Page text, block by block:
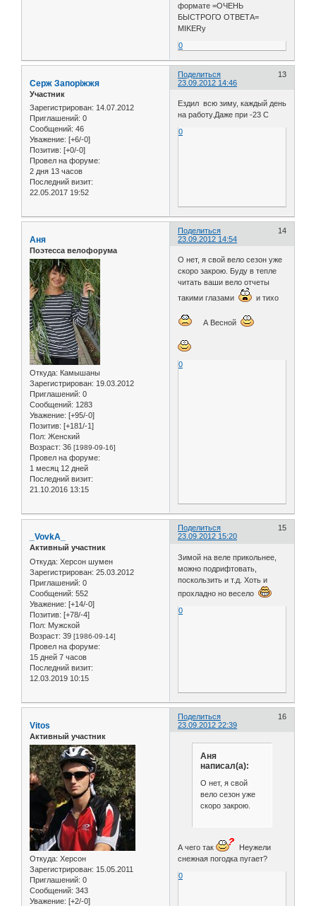
формате =ОЧЕНЬ
БЫСТРОГО ОТВЕТА=
MIKERy
0
Поделиться
13
23.09.2012 14:46
Серж Запоріжжя
Участник
Зарегистрирован: 14.07.2012
Приглашений: 0
Сообщений: 46
Уважение: [+6/-0]
Позитив: [+0/-0]
Провел на форуме:
2 дня 13 часов
Последний визит:
22.05.2017 19:52
Ездил всю зиму, каждый день
на работу.Даже при -23 С
0
Поделиться
14
23.09.2012 14:54
Аня
Поэтесса велофорума
Откуда: Камышаны
Зарегистрирован: 19.03.2012
Приглашений: 0
Сообщений: 1283
Уважение: [+95/-0]
Позитив: [+181/-1]
Пол: Женский
Возраст: 36 [1989-09-16]
Провел на форуме:
1 месяц 12 дней
Последний визит:
21.10.2016 13:15
О нет, я свой вело сезон уже
скоро закрою. Буду в тепле
читать ваши вело отчеты
такими глазами
и тихо
А Весной
0
Поделиться
15
23.09.2012 15:20
_VovkA_
Активный участник
Откуда: Херсон шумен
Зарегистрирован: 25.03.2012
Приглашений: 0
Сообщений: 552
Уважение: [+14/-0]
Позитив: [+78/-4]
Пол: Мужской
Возраст: 39 [1986-09-14]
Провел на форуме:
15 дней 7 часов
Последний визит:
12.03.2019 10:15
Зимой на веле прикольнее,
можно подрифтовать,
поскользить и т.д. Хоть и
прохладно но весело
0
Поделиться
16
23.09.2012 22:39
Vitos
Активный участник
Откуда: Херсон
Зарегистрирован: 15.05.2011
Приглашений: 0
Сообщений: 343
Уважение: [+2/-0]
Аня
написал(а):
О нет, я свой
вело сезон уже
скоро закрою.
А чего так
Неужели
снежная погодка пугает?
0